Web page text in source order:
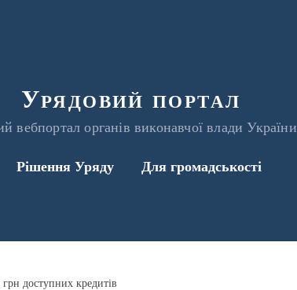
Урядовий портал
вебпортал органів виконавчої влади України
Рішення Уряду Для громадськості
доступних кредитів